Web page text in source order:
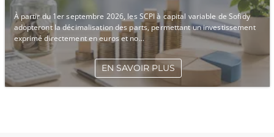
À partir du 1er septembre 2026, les SCPI à capital variable de Sofidy
adopteront la décimalisation des parts, permettant un investissement
exprimé directement en euros et no...
EN SAVOIR PLUS